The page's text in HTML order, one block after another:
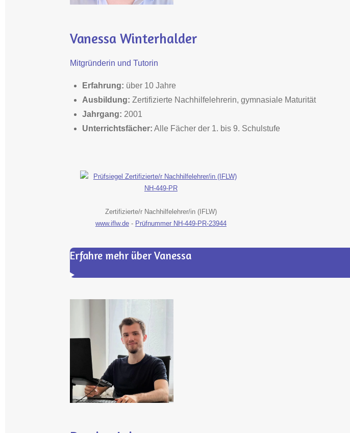
Vanessa Winterhalder
Mitgründerin und Tutorin
Erfahrung: über 10 Jahre
Ausbildung: Zertifizierte Nachhilfelehrerin, gymnasiale Maturität
Jahrgang: 2001
Unterrichtsfächer: Alle Fächer der 1. bis 9. Schulstufe
Zertifizierte/r Nachhilfelehrer/in (IFLW)
www.iflw.de- Prüfnummer NH-449-PR-23944
Erfahre mehr über Vanessa